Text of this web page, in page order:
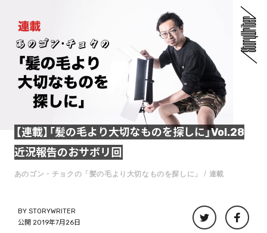
【連載】「髪の毛より大切なものを探しに」Vol.28
近況報告のおサボリ回
あのゴン・チョクの「髪の毛より大切なものを探しに」 連載
BY STORYWRITER
公開 2019年7月26日